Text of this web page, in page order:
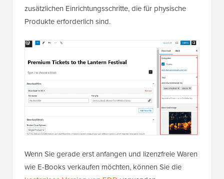
zusätzlichen Einrichtungsschritte, die für physische
Produkte erforderlich sind.
Wenn Sie gerade erst anfangen und lizenzfreie Waren
wie E-Books verkaufen möchten, können Sie die